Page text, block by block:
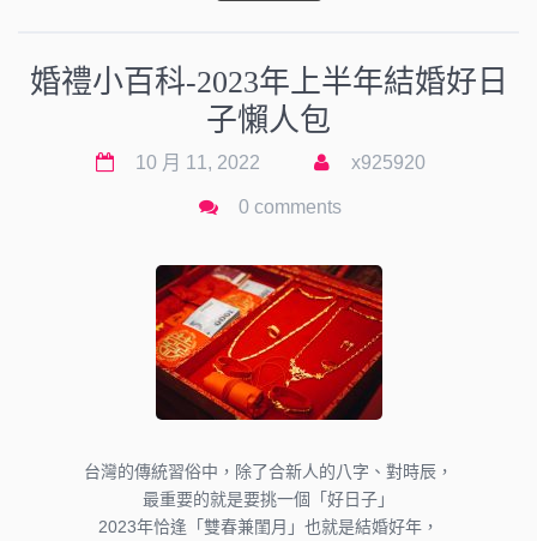
婚禮小百科-2023年上半年結婚好日
子懶人包
10 月 11, 2022 x925920
0 comments
台灣的傳統習俗中，除了合新人的八字、對時辰，
最重要的就是要挑一個「好日子」
2023年恰逢「雙春兼閨月」也就是結婚好年，